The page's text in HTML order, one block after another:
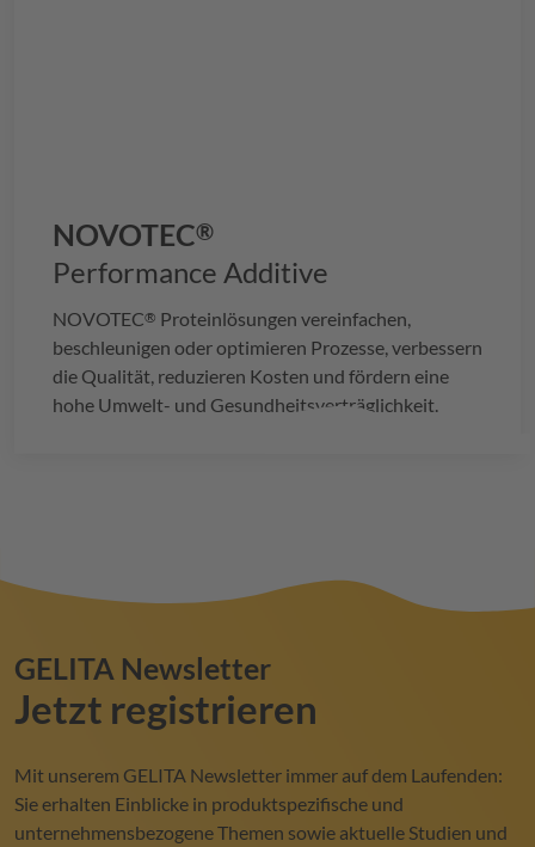
NOVOTEC®
Performance Additive
NOVOTEC® Proteinlösungen vereinfachen,
beschleunigen oder optimieren Prozesse, verbessern
die Qualität, reduzieren Kosten und fördern eine
hohe Umwelt- und Gesundheitsverträglichkeit.
GELITA Newsletter
Jetzt registrieren
Mit unserem GELITA Newsletter immer auf dem Laufenden:
Sie erhalten Einblicke in produktspezifische und
unternehmensbezogene Themen sowie aktuelle Studien und